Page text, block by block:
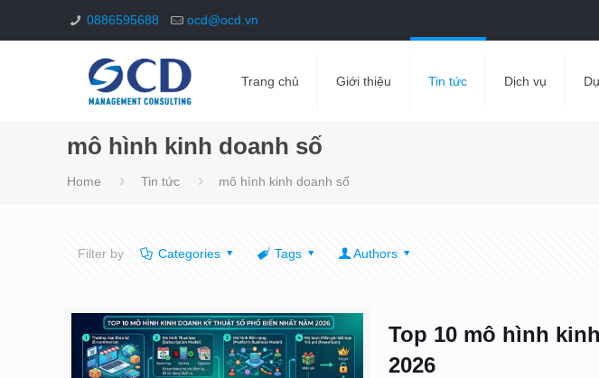
0886595688 ocd@ocd.vn
Trang chủ Giới thiệu Tin tức Dịch vụ
mô hình kinh doanh số
Home Tin tức mô hình kinh doanh số
Filter by Categories Tags Authors
Top 10 mô hình
2026